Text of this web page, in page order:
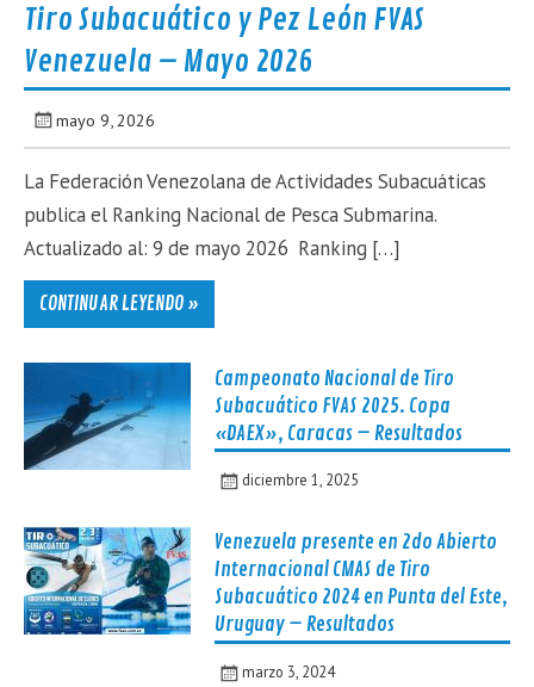
Tiro Subacuático y Pez León FVAS
Venezuela – Mayo 2026
mayo 9, 2026
La Federación Venezolana de Actividades Subacuáticas
publica el Ranking Nacional de Pesca Submarina.
Actualizado al: 9 de mayo 2026 Ranking […]
CONTINUAR LEYENDO »
Campeonato Nacional de Tiro
Subacuático FVAS 2025. Copa
«DAEX», Caracas – Resultados
diciembre 1, 2025
Venezuela presente en 2do Abierto
Internacional CMAS de Tiro
Subacuático 2024 en Punta del Este,
Uruguay – Resultados
marzo 3, 2024